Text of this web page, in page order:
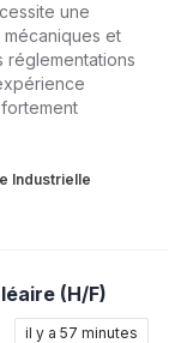
une
et
réglementations
Industrielle
(H/F)
il y a 57 minutes